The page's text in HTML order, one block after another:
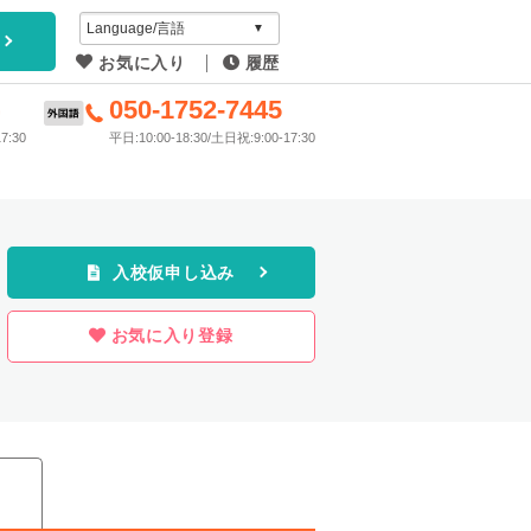
ディ
お気に入り
プラン
履歴
050-1752-7445
平日:10:00-18:30/土日祝:9:00-17:30
入校仮申し込み
お気に入り登録